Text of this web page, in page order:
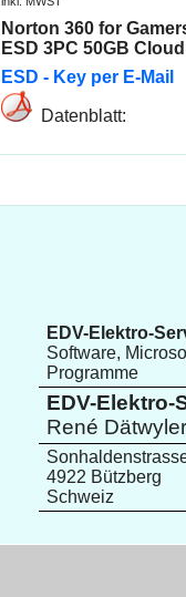
CHF 104.90 CHF41.96
inkl. MWST
Norton 360 for Gamers
ESD 3PC 50GB Cloud
EDV-Elektro-
Software,
Programme
EDV-Elektro-